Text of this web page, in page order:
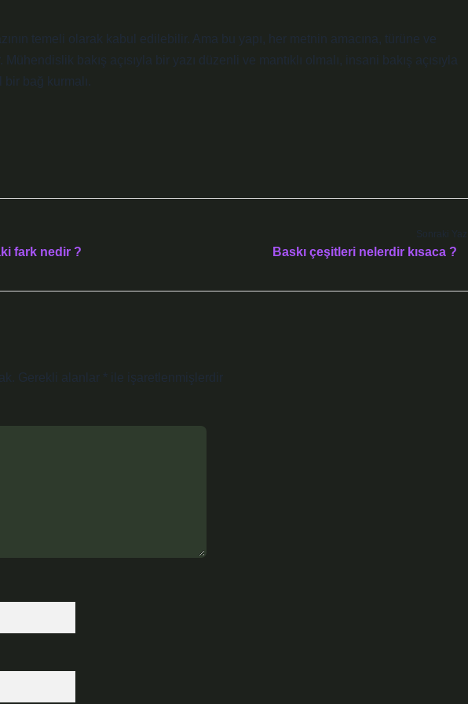
temeli olarak kabul edilebilir. Ama bu yapı, her metnin amacına, türüne ve
bakış açısıyla bir yazı düzenli ve mantıklı olmalı, insani bakış açısıyla
bir bağ kurmalı.
fark nedir ?
Sonraki
Baskı çeşitleri nelerdir kısaca ?
Gerekli alanlar * ile işaretlenmişlerdir